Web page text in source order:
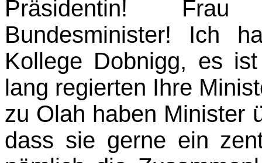
Präsidentin!
Bundesminister! Ich
Kollege Dobnigg, es
lang regierten Ihre
zu Olah haben Minister
dass sie gerne ein